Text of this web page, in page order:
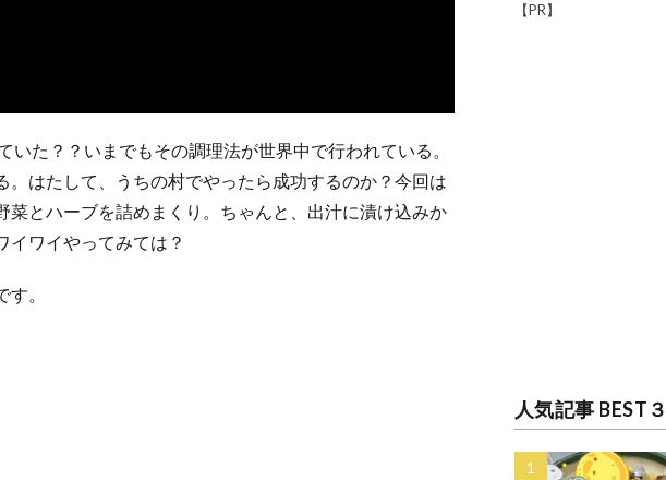
た？？いまでもその調理法が世界中で行われている。
はたして、うちの村でやったら成功するのか？今回は
とハーブを詰めまくり。ちゃんと、出汁に漬け込みか
イワイやってみては？
。
【PR】
人気記事 BEST３